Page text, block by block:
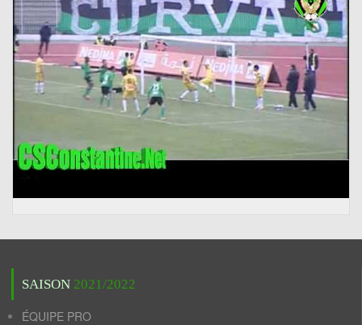
SAISON 2021/2022
ÉQUIPE PRO